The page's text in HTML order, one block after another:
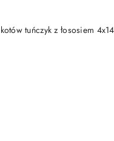
tuńczyk z łososiem